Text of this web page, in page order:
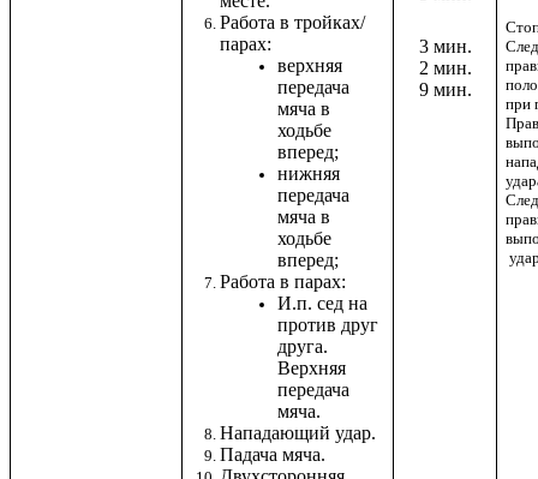
Работа в тройках/
парах:
верхняя
передача
мяча в
ходьбе
вперед;
нижняя
передача
мяча в
ходьбе
вперед;
Работа в парах:
И.п. сед на
против друг
друга.
Верхняя
передача
мяча.
Нападающий удар.
Падача мяча.
3 мин.
2 мин.
9 мин.
при